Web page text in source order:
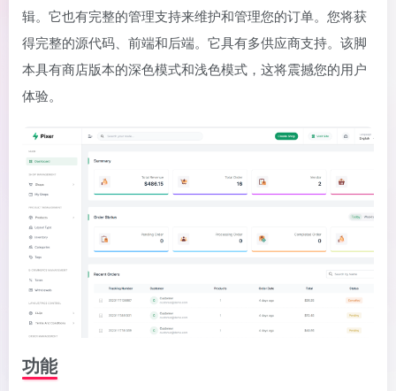
辑。它也有完整的管理支持来维护和管理您的订单。您将获
得完整的源代码、前端和后端。它具有多供应商支持。该脚
本具有商店版本的深色模式和浅色模式，这将震撼您的用户
体验。
功能